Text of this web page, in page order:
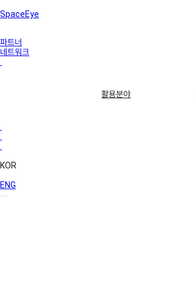
SpaceEye
파트너
네트워크
활용분야
KOR
ENG